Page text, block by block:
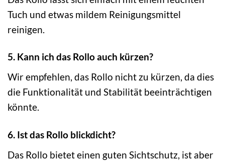
Tuch und etwas mildem Reinigungsmittel
reinigen.
5. Kann ich das Rollo auch kürzen?
Wir empfehlen, das Rollo nicht zu kürzen, da dies
die Funktionalität und Stabilität beeinträchtigen
könnte.
6. Ist das Rollo blickdicht?
Das Rollo bietet einen guten Sichtschutz, ist aber